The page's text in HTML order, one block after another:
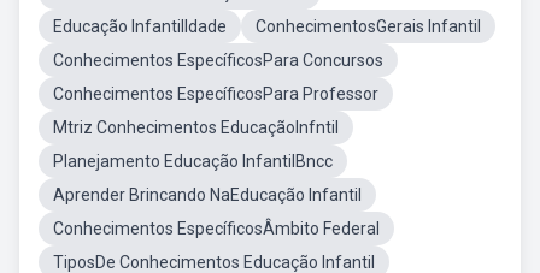
Educação InfantilIdade
ConhecimentosGerais Infantil
Conhecimentos EspecíficosPara Concursos
Conhecimentos EspecíficosPara Professor
Mtriz Conhecimentos EducaçãoInfntil
Planejamento Educação InfantilBncc
Aprender Brincando NaEducação Infantil
Conhecimentos EspecíficosÂmbito Federal
TiposDe Conhecimentos Educação Infantil